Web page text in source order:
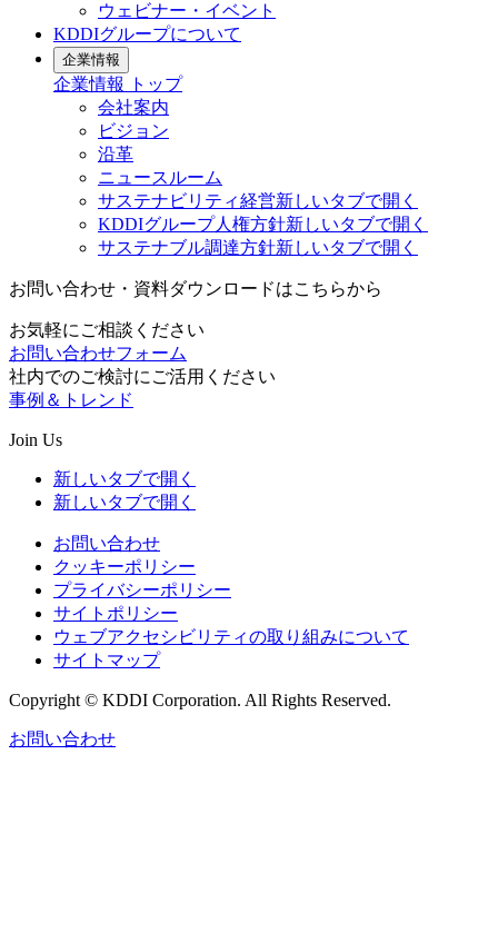
ウェビナー・イベント
KDDIグループについて
企業情報
企業情報
トップ
会社案内
ビジョン
沿革
ニュースルーム
サステナビリティ経営新しいタブで開く
KDDIグループ人権方針新しいタブで開く
サステナブル調達方針新しいタブで開く
お問い合わせ・資料ダウンロードはこちらから
お気軽にご相談ください
お問い合わせフォーム
社内でのご検討にご活用ください
事例＆トレンド
Join Us
新しいタブで開く
新しいタブで開く
お問い合わせ
クッキーポリシー
プライバシーポリシー
サイトポリシー
ウェブアクセシビリティの取り組みについて
サイトマップ
Copyright © KDDI Corporation. All Rights Reserved.
お問い合わせ